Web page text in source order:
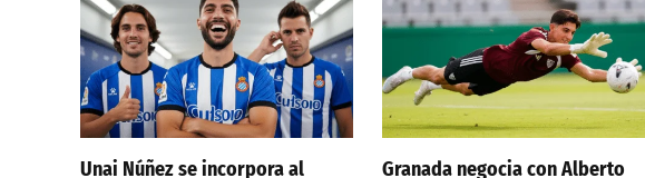
Unai Núñez se incorpora al
Granada negocia con Alberto